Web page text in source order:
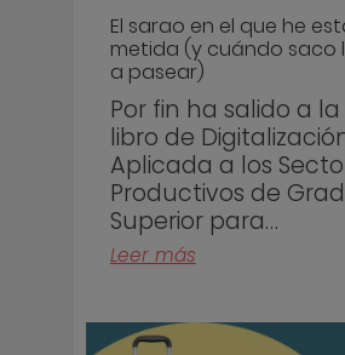
El sarao en el que he
metida (y cuándo saco
a pasear)
Por fin ha salido a la
libro de
Aplicada a los
Productivos de
Superior para…
Leer más